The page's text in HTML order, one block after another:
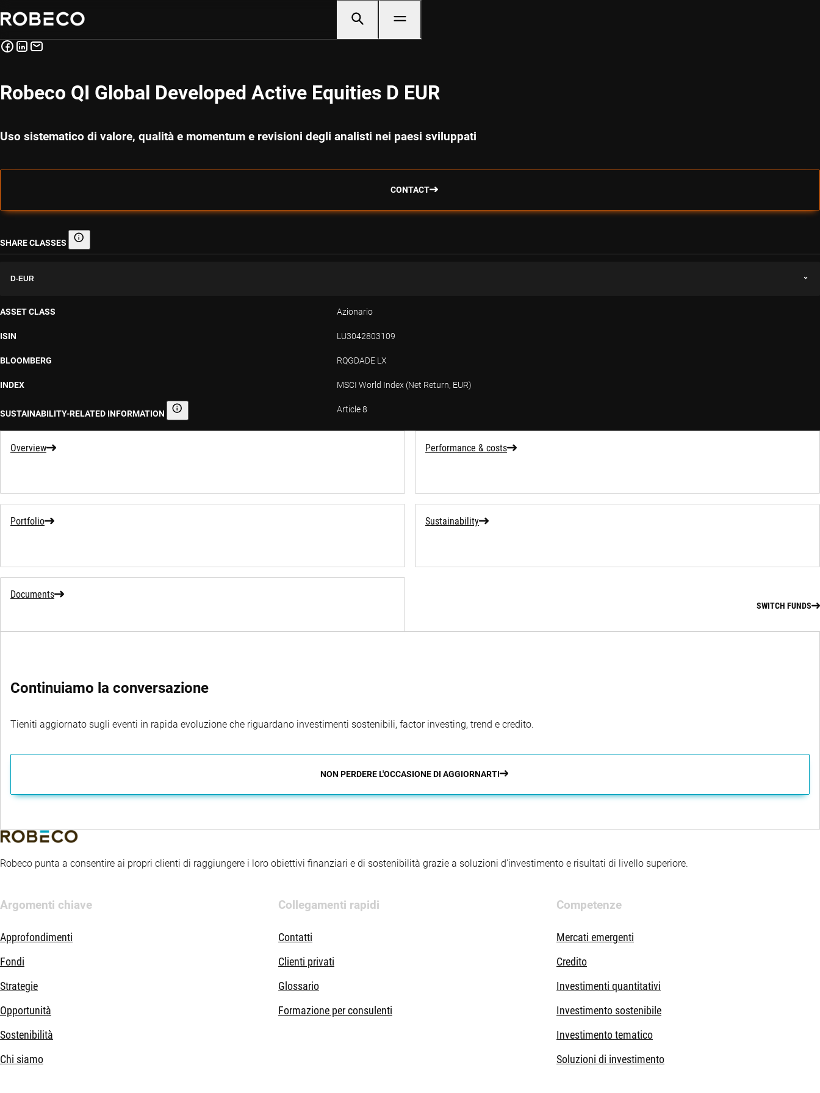
Robeco QI Global Developed Active Equities D EUR
Uso sistematico di valore, qualità e momentum e revisioni degli analisti nei paesi sviluppati
CONTACT
SHARE CLASSES Share classes
D-EUR
ASSET CLASS Azionario
ISIN LU3042803109
BLOOMBERG RQGDADE LX
INDEX MSCI World Index (Net Return, EUR)
SUSTAINABILITY-RELATED INFORMATION Sustainability-related information Article 8
Overview Performance & costs
Portfolio Sustainability
Documents
SWITCH FUNDS
Continuiamo la conversazione
Tieniti aggiornato sugli eventi in rapida evoluzione che riguardano investimenti sostenibili, factor investing, trend e credito.
NON PERDERE L'OCCASIONE DI AGGIORNARTI
Robeco punta a consentire ai propri clienti di raggiungere i loro obiettivi finanziari e di sostenibilità grazie a soluzioni d’investimento e risultati di livello superiore.
Argomenti chiave
Approfondimenti
Fondi
Strategie
Opportunità
Sostenibilità
Chi siamo
Collegamenti rapidi
Contatti
Clienti privati
Glossario
Formazione per consulenti
Competenze
Mercati emergenti
Credito
Investimenti quantitativi
Investimento sostenibile
Investimento tematico
Soluzioni di investimento